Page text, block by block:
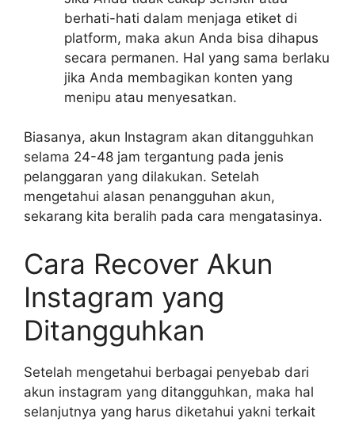
berhati-hati dalam menjaga etiket di
platform, maka akun Anda bisa dihapus
secara permanen. Hal yang sama berlaku
jika Anda membagikan konten yang
menipu atau menyesatkan.
Biasanya, akun Instagram akan ditangguhkan
selama 24-48 jam tergantung pada jenis
pelanggaran yang dilakukan. Setelah
mengetahui alasan penangguhan akun,
sekarang kita beralih pada cara mengatasinya.
Cara Recover Akun
Instagram yang
Ditangguhkan
Setelah mengetahui berbagai penyebab dari
akun instagram yang ditangguhkan, maka hal
selanjutnya yang harus diketahui yakni terkait